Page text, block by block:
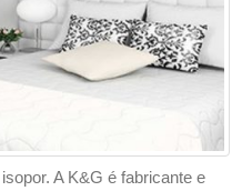
A K&G é fabricante e